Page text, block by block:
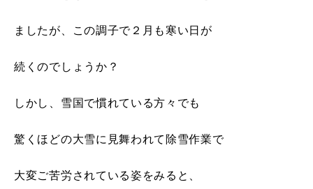
ましたが、この調子で２月も寒い日が
続くのでしょうか？
しかし、雪国で慣れている方々でも
驚くほどの大雪に見舞われて除雪作業で
大変ご苦労されている姿をみると、